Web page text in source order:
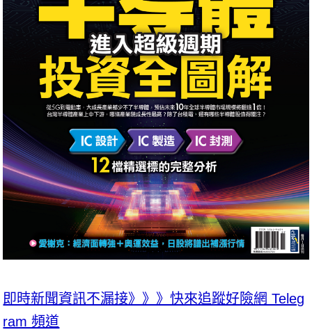
即時新聞資訊不漏接》》》快來追蹤好險網 Teleg
ram 頻道